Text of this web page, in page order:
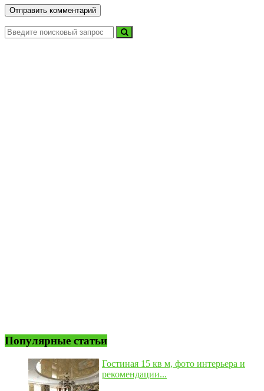
Популярные статьи
Гостиная 15 кв м, фото интерьера и
рекомендации...